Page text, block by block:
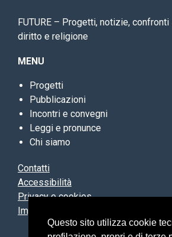
Questo sito utilizza cookie
FUTURE – Progetti, notizie,
diritto e religione
MENU
Progetti
Pubblicazioni
Incontri e convegni
Leggi e pronunce
Chi siamo
Contatti
Accessibilità
Privacy e cookies
Impostazioni cookie